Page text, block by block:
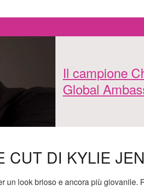
Il campione
Global
CUT DI KYLIE
un look brioso e ancora più giovanile.